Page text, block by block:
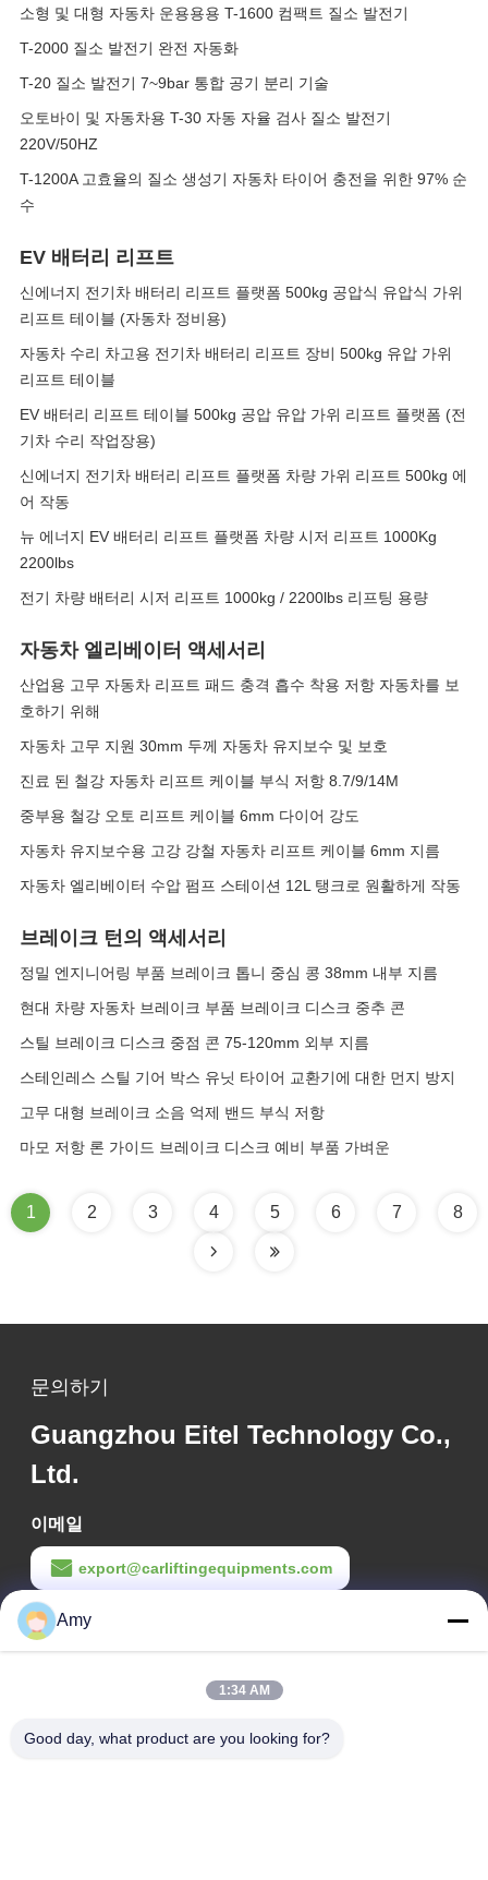
소형 및 대형 자동차 운용용용 T-1600 컴팩트 질소 발전기
T-2000 질소 발전기 완전 자동화
T-20 질소 발전기 7~9bar 통합 공기 분리 기술
오토바이 및 자동차용 T-30 자동 자율 검사 질소 발전기
220V/50HZ
T-1200A 고효율의 질소 생성기 자동차 타이어 충전을 위한 97% 순
수
EV 배터리 리프트
신에너지 전기차 배터리 리프트 플랫폼 500kg 공압식 유압식 가위
리프트 테이블 (자동차 정비용)
자동차 수리 차고용 전기차 배터리 리프트 장비 500kg 유압 가위
리프트 테이블
EV 배터리 리프트 테이블 500kg 공압 유압 가위 리프트 플랫폼 (전
기차 수리 작업장용)
신에너지 전기차 배터리 리프트 플랫폼 차량 가위 리프트 500kg 에
어 작동
뉴 에너지 EV 배터리 리프트 플랫폼 차량 시저 리프트 1000Kg
2200lbs
전기 차량 배터리 시저 리프트 1000kg / 2200lbs 리프팅 용량
자동차 엘리베이터 액세서리
산업용 고무 자동차 리프트 패드 충격 흡수 착용 저항 자동차를 보
호하기 위해
자동차 고무 지원 30mm 두께 자동차 유지보수 및 보호
진료 된 철강 자동차 리프트 케이블 부식 저항 8.7/9/14M
중부용 철강 오토 리프트 케이블 6mm 다이어 강도
자동차 유지보수용 고강 강철 자동차 리프트 케이블 6mm 지름
자동차 엘리베이터 수압 펌프 스테이션 12L 탱크로 원활하게 작동
브레이크 턴의 액세서리
정밀 엔지니어링 부품 브레이크 톱니 중심 콩 38mm 내부 지름
현대 차량 자동차 브레이크 부품 브레이크 디스크 중추 콘
스틸 브레이크 디스크 중점 콘 75-120mm 외부 지름
스테인레스 스틸 기어 박스 유닛 타이어 교환기에 대한 먼지 방지
고무 대형 브레이크 소음 억제 밴드 부식 저항
마모 저항 론 가이드 브레이크 디스크 예비 부품 가벼운
1 2 3 4 5 6 7 8
문의하기
Guangzhou Eitel Technology Co.,
Ltd.
이메일
export@carliftingequipments.com
작업 시간
09:00-18:00
회사 주소
Amy
1:34 AM
Good day, what product are you looking for?